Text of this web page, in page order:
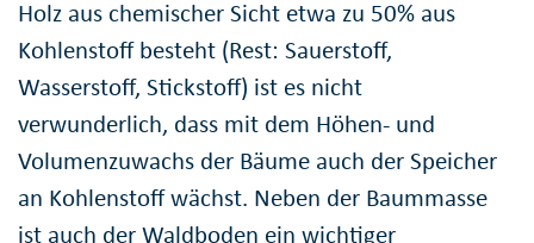
Holz aus chemischer Sicht etwa zu 50% aus
Kohlenstoff besteht (Rest: Sauerstoff,
Wasserstoff, Stickstoff) ist es nicht
verwunderlich, dass mit dem Höhen- und
Volumenzuwachs der Bäume auch der Speicher
an Kohlenstoff wächst. Neben der Baummasse
ist auch der Waldboden ein wichtiger